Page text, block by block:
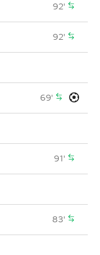
92'
92'
69'
91'
83'